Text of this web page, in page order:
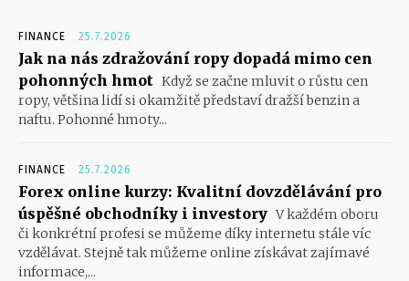
FINANCE 25.7.2026
Jak na nás zdražování ropy dopadá mimo cen
pohonných hmot Když se začne mluvit o růstu cen
ropy, většina lidí si okamžitě představí dražší benzin a
naftu. Pohonné hmoty...
FINANCE 25.7.2026
Forex online kurzy: Kvalitní dovzdělávání pro
úspěšné obchodníky i investory V každém oboru
či konkrétní profesi se můžeme díky internetu stále víc
vzdělávat. Stejně tak můžeme online získávat zajímavé
informace,...